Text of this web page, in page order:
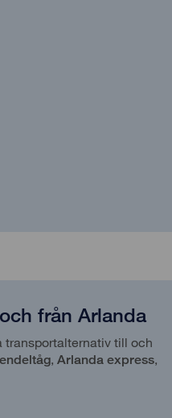
från Arlanda
transportalternativ till och
, Arlanda express,